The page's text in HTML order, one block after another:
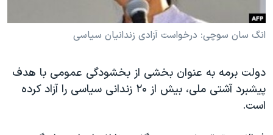
فرهنگ و زندگی
حقوق شهروندی
علم و فناوری
مستندها
انتخابات ریاست جمهوری آمریکا ۲۰۲۴
رمز مهسا
دنبال کنید
زبانهای مختلف
انگ سان سوچی: درخواست آزادی زندانیان سیاسی
دولت برمه به عنوان بخشی از بخشودگی عمومی با هدف
پیشبرد آشتی ملی، بیش از ۲۰ زندانی سیاسی را آزاد کرده
است.